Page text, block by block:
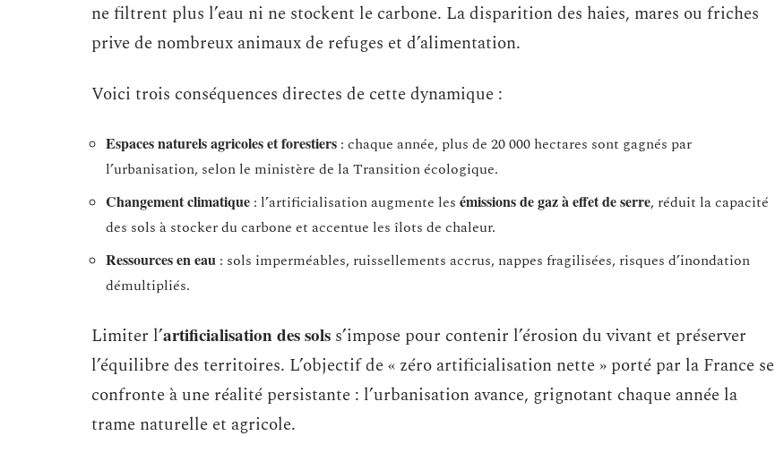
ne filtrent plus l’eau ni ne stockent le carbone. La disparition des haies, mares ou friches
prive de nombreux animaux de refuges et d’alimentation.
Voici trois conséquences directes de cette dynamique :
Espaces naturels agricoles et forestiers : chaque année, plus de 20 000 hectares sont gagnés par
l’urbanisation, selon le ministère de la Transition écologique.
Changement climatique : l’artificialisation augmente les émissions de gaz à effet de serre, réduit la capacité
des sols à stocker du carbone et accentue les îlots de chaleur.
Ressources en eau : sols imperméables, ruissellements accrus, nappes fragilisées, risques d’inondation
démultipliés.
Limiter l’artificialisation des sols s’impose pour contenir l’érosion du vivant et préserver
l’équilibre des territoires. L’objectif de « zéro artificialisation nette » porté par la France se
confronte à une réalité persistante : l’urbanisation avance, grignotant chaque année la
trame naturelle et agricole.